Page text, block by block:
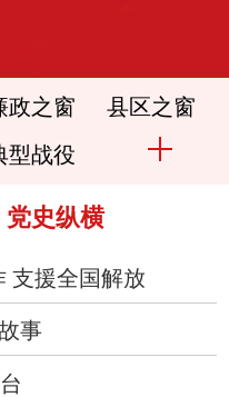
政之窗 县区之窗
型战役
党史纵横
支援全国解放
事